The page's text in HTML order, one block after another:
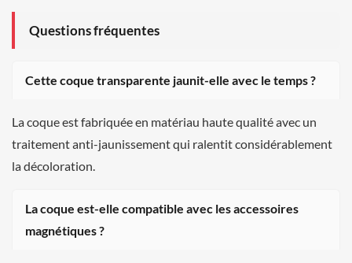
Questions fréquentes
Cette coque transparente jaunit-elle avec le temps ?
La coque est fabriquée en matériau haute qualité avec un
traitement anti-jaunissement qui ralentit considérablement
la décoloration.
La coque est-elle compatible avec les accessoires
magnétiques ?